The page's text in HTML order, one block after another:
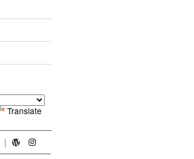
Translate
｜